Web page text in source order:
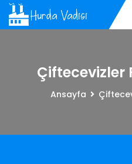
Çiftecevizler
Ansayfa